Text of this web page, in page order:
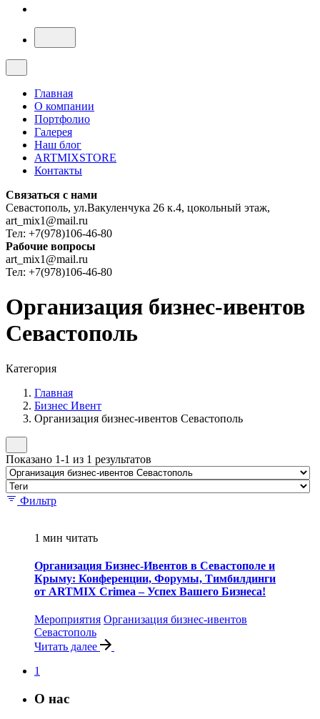
Главная
О компании
Портфолио
Галерея
Наш блог
ARTMIXSTORE
Контакты
Связаться с нами
Севастополь, ул.Вакуленчука 26 к.4, цокольный этаж,
art_mix1@mail.ru
Тел: +7(978)106-46-80
Рабочие вопросы
art_mix1@mail.ru
Тел: +7(978)106-46-80
Организация бизнес-ивентов
Севастополь
Категория
Главная
Бизнес Ивент
Организация бизнес-ивентов Севастополь
Показано 1-1 из 1 результатов
Фильтр
1 мин читать
Организация Бизнес-Ивентов в Севастополе и
Крыму: Конференции, Форумы, Тимбилдинги
от ARTMIX Crimea – Успех Вашего Бизнеса!
Мероприятия Организация бизнес-ивентов
Севастополь
Читать далее
1
О нас